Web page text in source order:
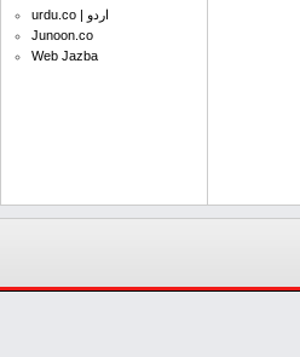
urdu.co | اردو
Junoon.co
Web Jazba